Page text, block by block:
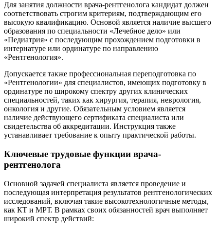
Для занятия должности врача-рентгенолога кандидат должен
соответствовать строгим критериям, подтверждающим его
высокую квалификацию. Основой является наличие высшего
образования по специальности «Лечебное дело» или
«Педиатрия» с последующим прохождением подготовки в
интернатуре или ординатуре по направлению
«Рентгенология».
Допускается также профессиональная переподготовка по
«Рентгенологии» для специалистов, имеющих подготовку в
ординатуре по широкому спектру других клинических
специальностей, таких как хирургия, терапия, неврология,
онкология и другие. Обязательным условием является
наличие действующего сертификата специалиста или
свидетельства об аккредитации. Инструкция также
устанавливает требование к опыту практической работы.
Ключевые трудовые функции врача-
рентгенолога
Основной задачей специалиста является проведение и
последующая интерпретация результатов рентгенологических
исследований, включая такие высокотехнологичные методы,
как КТ и МРТ. В рамках своих обязанностей врач выполняет
широкий спектр действий: